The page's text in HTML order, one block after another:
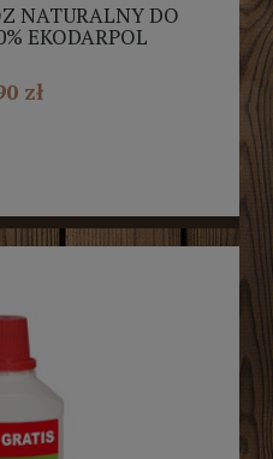
NATURALNY DO
EKODARPOL
zł